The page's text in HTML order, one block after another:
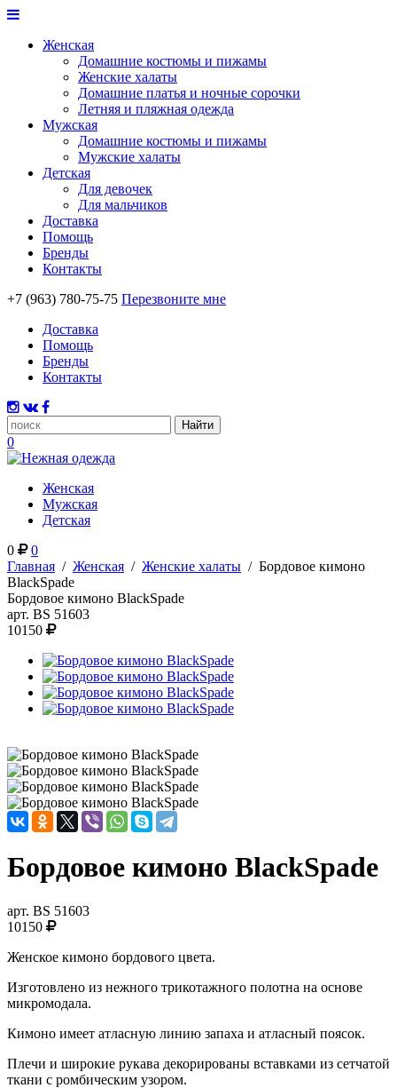
Женская
Домашние костюмы и пижамы
Женские халаты
Домашние платья и ночные сорочки
Летняя и пляжная одежда
Мужская
Домашние костюмы и пижамы
Мужские халаты
Детская
Для девочек
Для мальчиков
Доставка
Помощь
Бренды
Контакты
+7 (963) 780-75-75 Перезвоните мне
Доставка
Помощь
Бренды
Контакты
0
Женская
Мужская
Детская
0
0
Главная / Женская / Женские халаты / Бордовое кимоно
BlackSpade
Бордовое кимоно BlackSpade
арт. BS 51603
10150
Бордовое кимоно BlackSpade
арт. BS 51603
10150
Женское кимоно бордового цвета.
Изготовлено из нежного трикотажного полотна на основе
микромодала.
Кимоно имеет атласную линию запаха и атласный поясок.
Плечи и широкие рукава декорированы вставками из сетчатой
ткани с ромбическим узором.